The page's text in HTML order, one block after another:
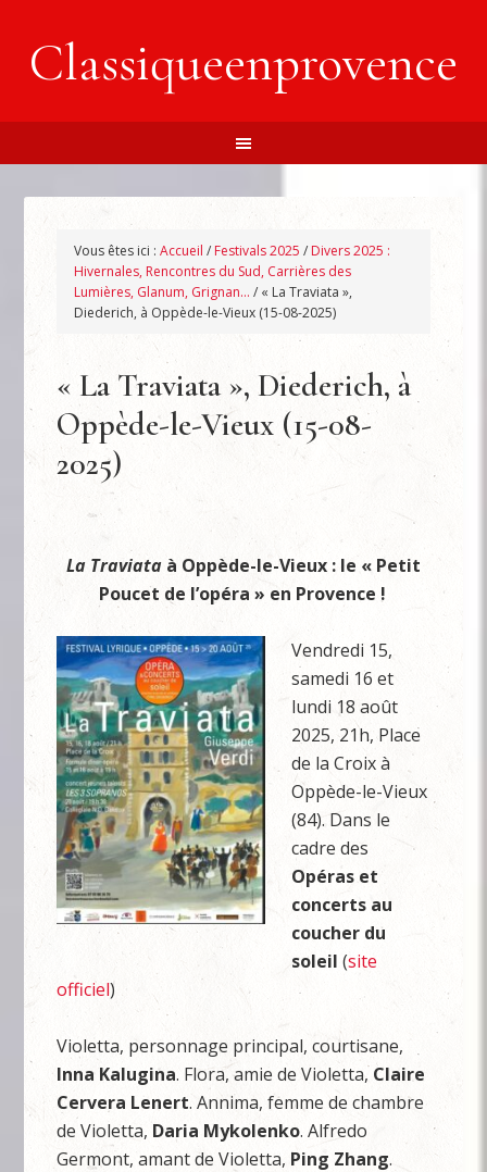
Classiqueenprovence
Vous êtes ici :Accueil / Festivals 2025 / Divers 2025 :
Hivernales, Rencontres du Sud, Carrières des
Lumières, Glanum, Grignan… / « La Traviata »,
Diederich, à Oppède-le-Vieux (15-08-2025)
« La Traviata », Diederich, à
Oppède-le-Vieux (15-08-
2025)
La Traviata à Oppède-le-Vieux : le « Petit
Poucet de l’opéra » en Provence !
Vendredi 15,
samedi 16 et
lundi 18 août
2025, 21h, Place
de la Croix à
Oppède-le-Vieux
(84). Dans le
cadre des
Opéras et
concerts au
coucher du
soleil (site
officiel)
Violetta, personnage principal, courtisane,
Inna Kalugina. Flora, amie de Violetta,Claire
Cervera Lenert. Annima, femme de chambre
de Violetta, Daria Mykolenko. Alfredo
Germont, amant de Violetta, Ping Zhang.